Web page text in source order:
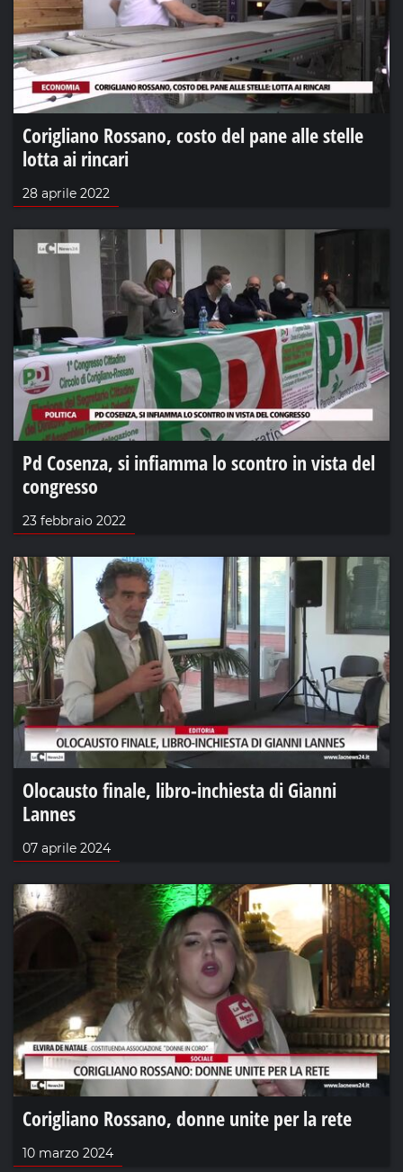
Corigliano Rossano, costo del pane alle stelle
lotta ai rincari
28 aprile 2022
Pd Cosenza, si infiamma lo scontro in vista del
congresso
23 febbraio 2022
Olocausto finale, libro-inchiesta di Gianni
Lannes
07 aprile 2024
Corigliano Rossano, donne unite per la rete
10 marzo 2024